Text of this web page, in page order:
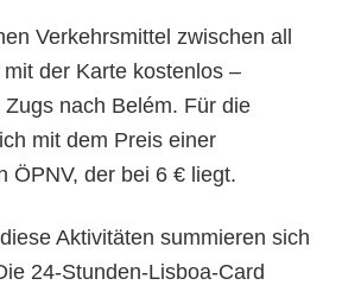
Verkehrsmittel zwischen all
der Karte kostenlos –
nach Belém. Für die
mit dem Preis einer
ÖPNV, der bei 6 € liegt.
Aktivitäten summieren sich
24-Stunden-Lisboa-Card